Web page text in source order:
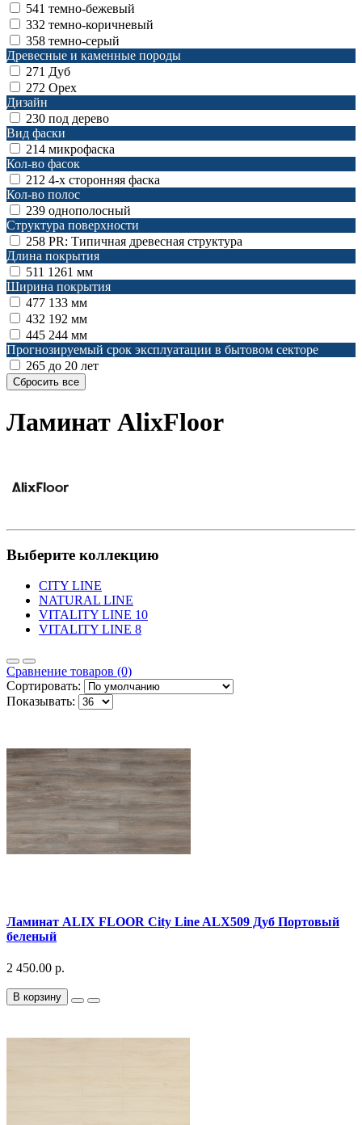
541 темно-бежевый
332 темно-коричневый
358 темно-серый
Древесные и каменные породы
271 Дуб
272 Орех
Дизайн
230 под дерево
Вид фаски
214 микрофаска
Кол-во фасок
212 4-х сторонняя фаска
Кол-во полос
239 однополосный
Структура поверхности
258 PR: Типичная древесная структура
Длина покрытия
511 1261 мм
Ширина покрытия
477 133 мм
432 192 мм
445 244 мм
Прогнозируемый срок эксплуатации в бытовом секторе
265 до 20 лет
Ламинат AlixFloor
Выберите коллекцию
CITY LINE
NATURAL LINE
VITALITY LINE 10
VITALITY LINE 8
Сравнение товаров (0)
Сортировать:
Показывать:
Ламинат ALIX FLOOR City Line ALX509 Дуб Портовый
беленый
2 450.00 р.
В корзину